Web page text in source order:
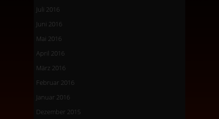
Juli 2016
Juni 2016
Mai 2016
April 2016
März 2016
Februar 2016
Januar 2016
Dezember 2015